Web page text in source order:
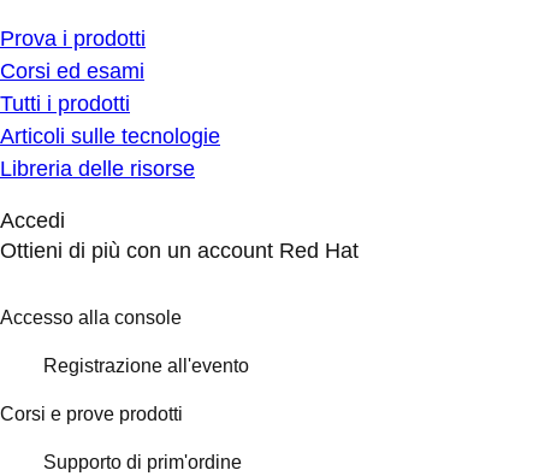
Prova i prodotti
Corsi ed esami
Tutti i prodotti
Articoli sulle tecnologie
Libreria delle risorse
Accedi
Ottieni di più con un account Red Hat
Accesso alla console
Registrazione all'evento
Corsi e prove prodotti
Supporto di prim'ordine